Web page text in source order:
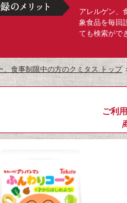
アレルゲン、
象食品を毎回
ても検索がで
、食事制限中の方のクミタス トップ
ご利